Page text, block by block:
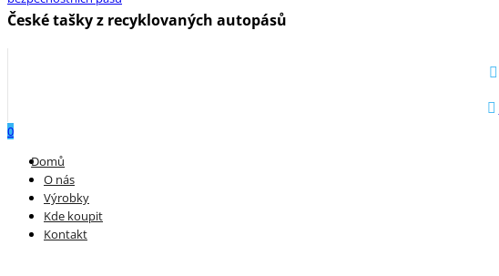
České tašky z recyklovaných autopásů
0
Domů
O nás
Výrobky
Kde koupit
Kontakt